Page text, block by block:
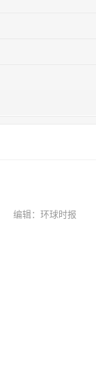
编辑：环球时报